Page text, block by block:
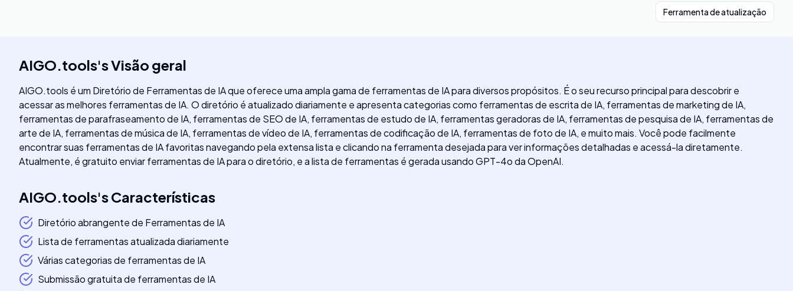
Ferramenta de atualização
AIGO.tools'sVisão geral
AIGO.tools é um Diretório de Ferramentas de IA que oferece uma ampla gama de ferramentas de IA para diversos propósitos. É o seu recurso principal para descobrir e
acessar as melhores ferramentas de IA. O diretório é atualizado diariamente e apresenta categorias como ferramentas de escrita de IA, ferramentas de marketing de IA,
ferramentas de parafraseamento de IA, ferramentas de SEO de IA, ferramentas de estudo de IA, ferramentas geradoras de IA, ferramentas de pesquisa de IA, ferramentas de
arte de IA, ferramentas de música de IA, ferramentas de vídeo de IA, ferramentas de codificação de IA, ferramentas de foto de IA, e muito mais. Você pode facilmente
encontrar suas ferramentas de IA favoritas navegando pela extensa lista e clicando na ferramenta desejada para ver informações detalhadas e acessá-la diretamente.
Atualmente, é gratuito enviar ferramentas de IA para o diretório, e a lista de ferramentas é gerada usando GPT-4o da OpenAI.
AIGO.tools'sCaracterísticas
Diretório abrangente de Ferramentas de IA
Lista de ferramentas atualizada diariamente
Várias categorias de ferramentas de IA
Submissão gratuita de ferramentas de IA